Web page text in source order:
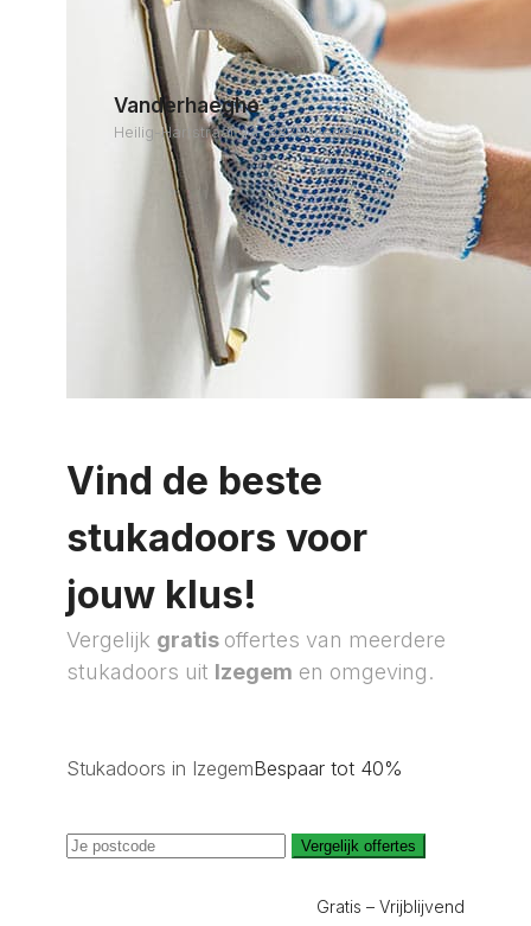
Vanderhaeghe
Heilig-Hartstraat 43, 8870 Izegem
Vind de beste
stukadoors voor
jouw klus!
Vergelijk gratis offertes van meerdere
stukadoors uit Izegem en omgeving.
Stukadoors in IzegemBespaar tot 40%
Vergelijk offertes
Gratis – Vrijblijvend